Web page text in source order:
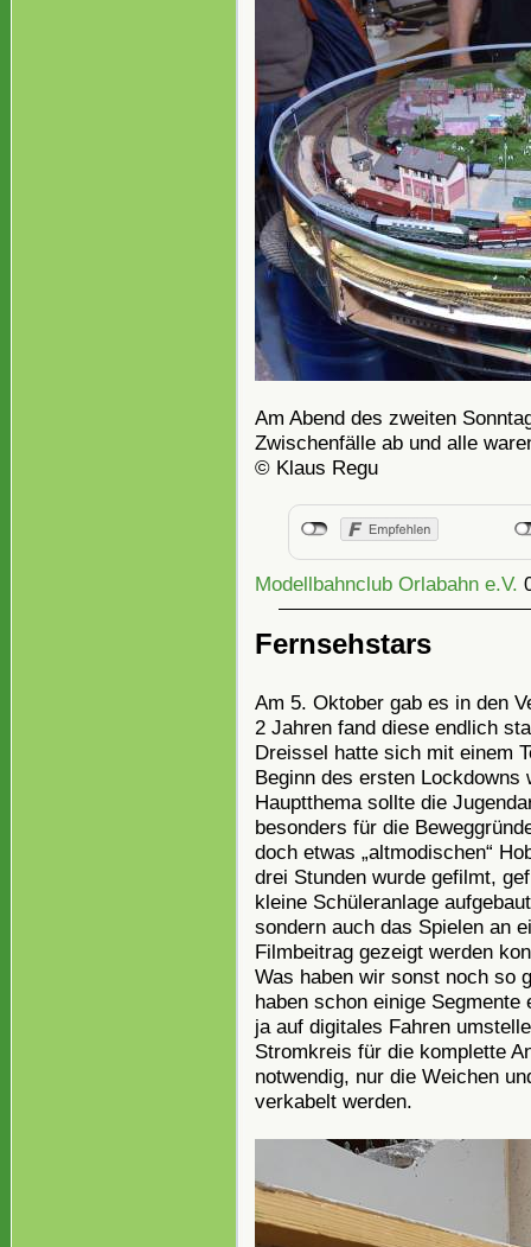
Am Abend des zweiten
Zwischenfälle ab und alle
© Klaus Regu
Modellbahnclub Orlabahn e.V.
Fernsehstars
Am 5. Oktober gab es in den
2 Jahren fand diese endlich
Dreissel hatte sich mit einem
Beginn des ersten Lockdowns
Hauptthema sollte die
besonders für die
doch etwas „altmodischen“
drei Stunden wurde gefilmt,
kleine Schüleranlage
sondern auch das Spielen an
Filmbeitrag gezeigt werden
Was haben wir sonst noch so
haben schon einige
ja auf digitales Fahren
Stromkreis für die komplette
notwendig, nur die Weichen
verkabelt werden.